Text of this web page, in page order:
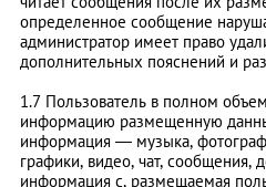
определенное сообщение
администратор имеет право
дополнительных пояснений и
1.7 Пользователь в полном
информацию размещенную
информация — музыка,
графики, видео, чат, сообщения,
информация с, размещаемая